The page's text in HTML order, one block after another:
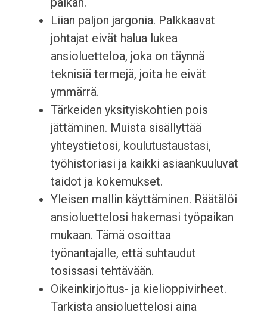
Liian paljon jargonia. Palkkaavat
johtajat eivät halua lukea
ansioluetteloa, joka on täynnä
teknisiä termejä, joita he eivät
ymmärrä.
Tärkeiden yksityiskohtien pois
jättäminen. Muista sisällyttää
yhteystietosi, koulutustaustasi,
työhistoriasi ja kaikki asiaankuuluvat
taidot ja kokemukset.
Yleisen mallin käyttäminen. Räätälöi
ansioluettelosi hakemasi työpaikan
mukaan. Tämä osoittaa
työnantajalle, että suhtaudut
tosissasi tehtävään.
Oikeinkirjoitus- ja kielioppivirheet.
Tarkista ansioluettelosi aina